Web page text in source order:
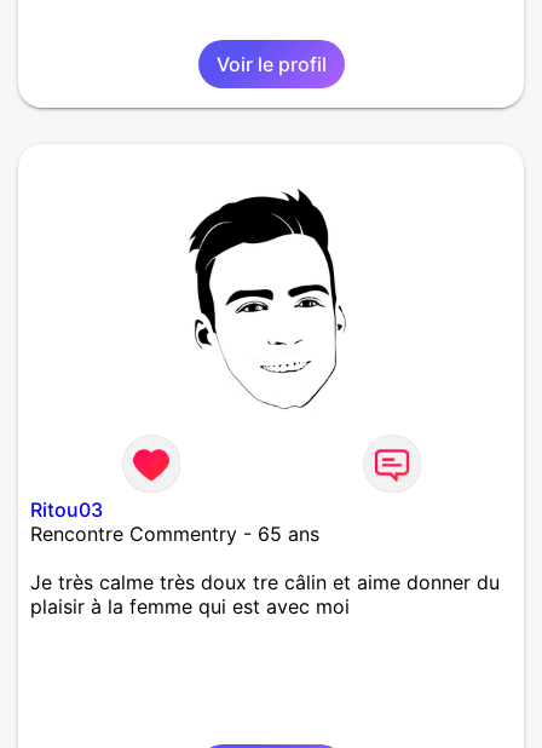
Voir le profil
Ritou03
Rencontre Commentry - 65 ans
Je très calme très doux tre câlin et aime donner du
plaisir à la femme qui est avec moi